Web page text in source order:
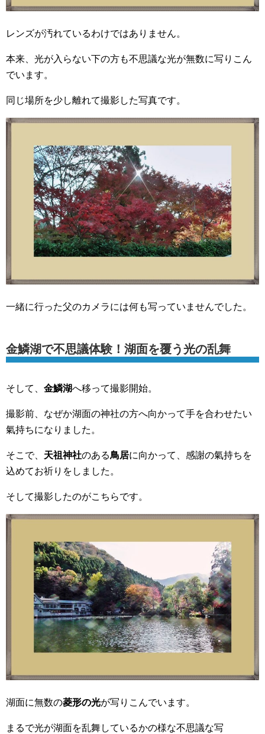
レンズが汚れているわけではありません。
本来、光が入らない下の方も不思議な光が無数に写りこん
でいます。
同じ場所を少し離れて撮影した写真です。
一緒に行った父のカメラには何も写っていませんでした。
金鱗湖で不思議体験！湖面を覆う光の乱舞
そして、 金鱗湖へ移って撮影開始。
撮影前、なぜか湖面の神社の方へ向かって手を合わせたい
氣持ちになりました。
そこで、 天祖神社のある鳥居に向かって、感謝の氣持ちを
込めてお祈りをしました。
そして撮影したのがこちらです。
湖面に無数の菱形の光が写りこんでいます。
まるで光が湖面を乱舞しているかの様な不思議な写